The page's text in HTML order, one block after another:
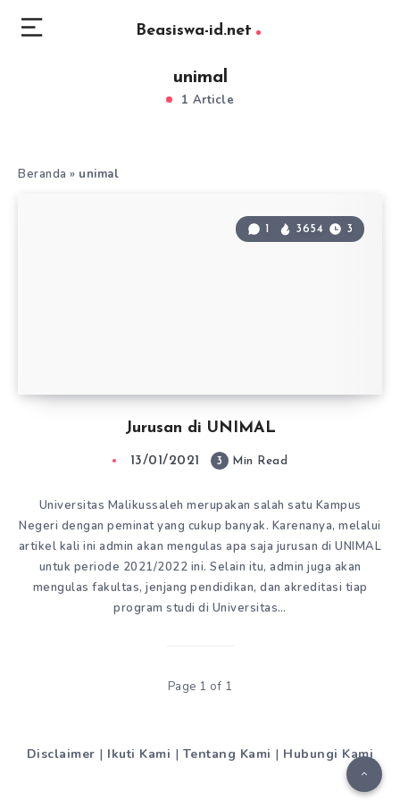
Beasiswa-id.net
unimal
1 Article
Beranda » unimal
Jurusan di UNIMAL
1 3654 3
13/01/2021 3 Min Read
Universitas Malikussaleh merupakan salah satu Kampus
Negeri dengan peminat yang cukup banyak. Karenanya, melalui
artikel kali ini admin akan mengulas apa saja jurusan di UNIMAL
untuk periode 2021/2022 ini. Selain itu, admin juga akan
mengulas fakultas, jenjang pendidikan, dan akreditasi tiap
program studi di Universitas…
Page 1 of 1
Disclaimer | Ikuti Kami | Tentang Kami | Hubungi Kami